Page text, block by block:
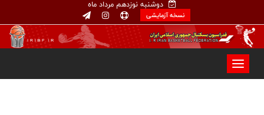
دوشنبه نوزدهم مرداد ماه
نسخه آزمایشی